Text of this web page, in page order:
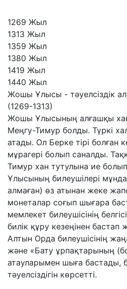
1269 Жыл
1313 Жыл
1359 Жыл
1380 Жыл
1419 Жыл
1440 Жыл
Жошы Ұлысы - тәуелсіздік
(1269-1313)
Жошы Ұлысының алғашқы
Меңгу-Тимур болды. Түркі
атады. Ол Берке тірі болған
мұрагері болып саналды.
Тимур хан тутулына ие
Ұлысының билеушілері
алмаған) өз атынан жеке
монеталар соғып шығара
мемлекет билеушісінің
билік құру кезеңінен
Алтын Орда билеушісінің
және «Бату ұрпақтарының
атауларымен шыға бастады,
тәуелсіздігін көрсетті.